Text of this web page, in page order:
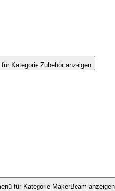
für Kategorie Zubehör anzeigen
für Kategorie MakerBeam anzeigen